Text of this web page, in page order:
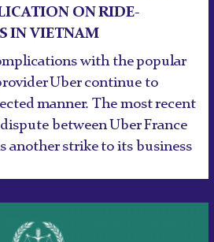
ON RIDE-
IN VIETNAM
with the popular
Uber continue to
manner. The most recent
between Uber France
another strike to its business